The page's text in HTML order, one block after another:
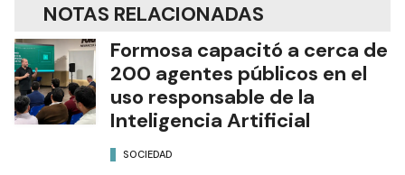
NOTAS RELACIONADAS
Formosa capacitó a cerca de
200 agentes públicos en el
uso responsable de la
Inteligencia Artificial
SOCIEDAD